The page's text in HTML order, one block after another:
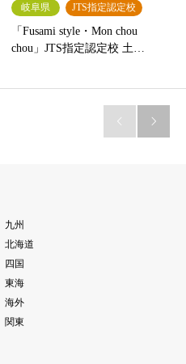
岐阜県
JTS指定認定校
「Fusami style・Mon chou
chou」JTS指定認定校 土…
 
九州
北海道
四国
東海
海外
関東